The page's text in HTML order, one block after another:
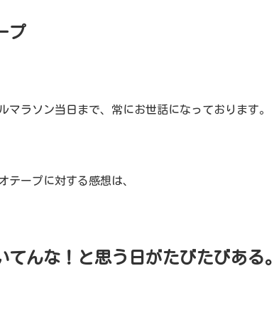
プ
マラソン当日まで、常にお世話になっております。
テープに対する感想は、
てんな！と思う日がたびたびある。